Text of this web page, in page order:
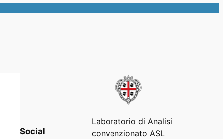
Social
Laboratorio di Analisi
convenzionato ASL